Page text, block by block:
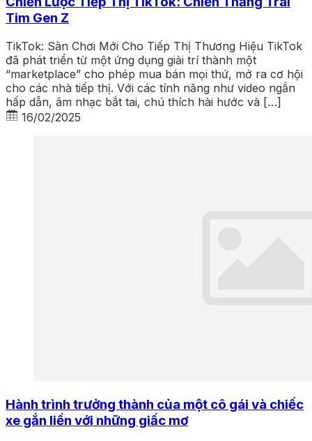
Tim Gen Z
TikTok: Sân Chơi Mới Cho Tiếp Thị Thương Hiệu TikTok
đã phát triển từ một ứng dụng giải trí thành một
“marketplace” cho phép mua bán mọi thứ, mở ra cơ hội
cho các nhà tiếp thị. Với các tính năng như video ngắn
hấp dẫn, âm nhạc bắt tai, chú thích hài hước và […]
16/02/2025
Hành trình trưởng thành của một cô gái và chiếc
xe gắn liền với những giấc mơ